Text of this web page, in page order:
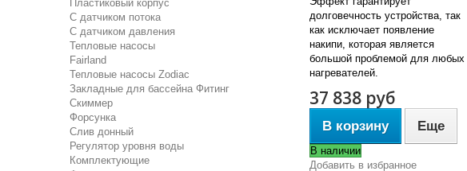
Пластиковый корпус
С датчиком потока
С датчиком давления
Тепловые насосы
Fairland
Тепловые насосы Zodiac
Закладные для бассейна Фитинг
Скиммер
Форсунка
Слив донный
Регулятор уровня воды
Комплектующие
долговечность устройства, так
как исключает появление
накипи, которая является
большой проблемой для любых
нагревателей.
37 838 руб
В корзину Еще
В наличии
Добавить в избранное